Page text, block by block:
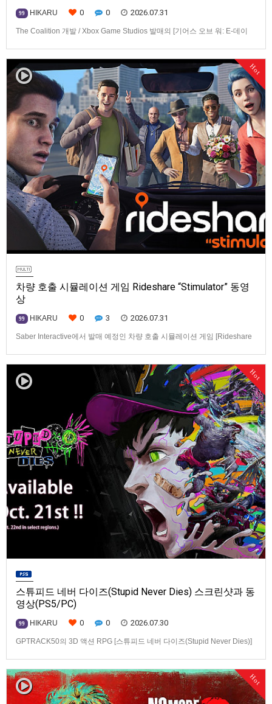
99 HIKARU 0 0 2026.07.31
The Coalition 개발 / Xbox Game Studios 발매의 [기어스 오브 워: E-데이
Hot
차량 호출 시뮬레이션 게임 Rideshare “Stimulator” 동영
상
99 HIKARU 0 3 2026.07.31
Saber Interactive에서 발매 예정인 차량 호출 시뮬레이션 게임 [Rideshare
을 운영하는 드라이버가 되어라'Rideshare "Stimulat…
Hot
스튜피드 네버 다이즈(Stupid Never Dies) 스크린샷과 동
영상(PS5/PC)
99 HIKARU 0 0 2026.07.30
GPTRACK50의 3D 액션 RPG [스튜피드 네버 다이즈(Stupid Never Dies)]
Hot